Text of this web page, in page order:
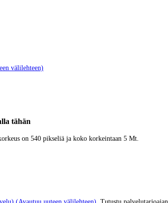
välilehteen)
tähän
on 540 pikseliä ja koko korkeintaan 5 Mt.